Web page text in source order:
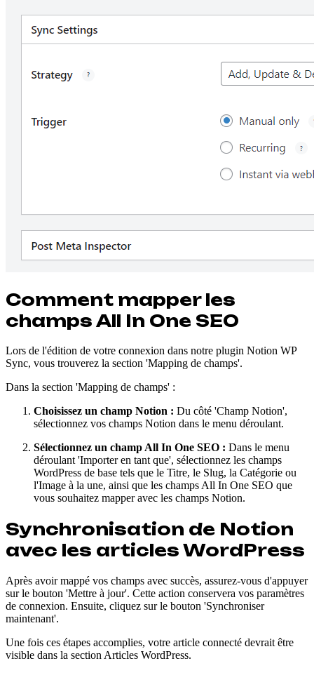
Comment mapper les
champs All In One SEO
Lors de l'édition de votre connexion dans notre plugin Notion WP
Sync, vous trouverez la section 'Mapping de champs'.
Dans la section 'Mapping de champs' :
Choisissez un champ Notion : Du côté 'Champ Notion',
sélectionnez vos champs Notion dans le menu déroulant.
Sélectionnez un champ All In One SEO : Dans le menu
déroulant 'Importer en tant que', sélectionnez les champs
WordPress de base tels que le Titre, le Slug, la Catégorie ou
l'Image à la une, ainsi que les champs All In One SEO que
vous souhaitez mapper avec les champs Notion.
Synchronisation de Notion
avec les articles WordPress
Après avoir mappé vos champs avec succès, assurez-vous d'appuyer
sur le bouton 'Mettre à jour'. Cette action conservera vos paramètres
de connexion. Ensuite, cliquez sur le bouton 'Synchroniser
maintenant'.
Une fois ces étapes accomplies, votre article connecté devrait être
visible dans la section Articles WordPress.